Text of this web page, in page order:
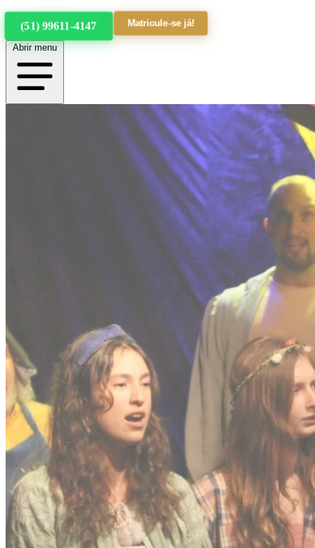
(51) 99611-4147 Matricule-se já!
Abrir menu